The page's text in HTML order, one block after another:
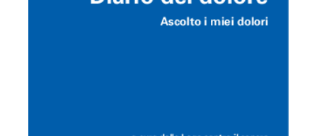
Français